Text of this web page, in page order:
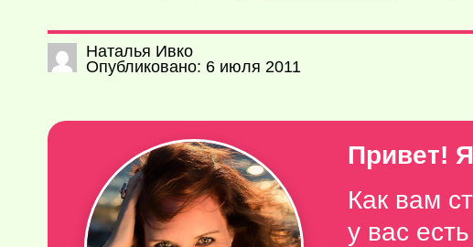
Наталья Ивко
Опубликовано: 6 июля 2011
Привет!
Как вам
у вас